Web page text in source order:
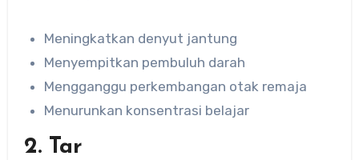
Meningkatkan denyut jantung
Menyempitkan pembuluh darah
Mengganggu perkembangan otak remaja
Menurunkan konsentrasi belajar
2. Tar